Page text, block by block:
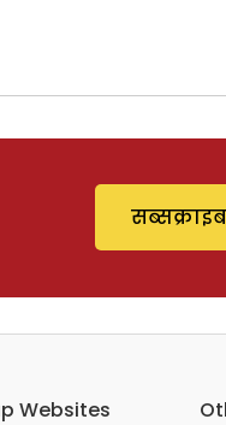
Websites